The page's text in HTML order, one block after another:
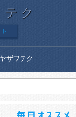
ク
ザワテク